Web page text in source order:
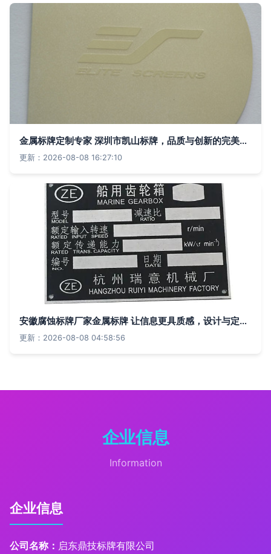
金属标牌定制专家 深圳市凯山标牌，品质与创新的完美结合
更新：2026-08-08 16:27:10
安徽腐蚀标牌厂家金属标牌 让信息更具质感，设计与定制成就个性化表达
更新：2026-08-08 04:58:56
企业信息
Information
企业信息
公司名称： 启东鼎技标牌有限公司